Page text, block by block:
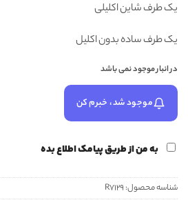
یک طرف شاین اکلیلی
یک طرف ساده بدون اکلیل
در انبار موجود نمی باشد
موجود شد، خبرم کن
به من از طریق پیامک اطلاع بده
شناسه محصول: R7129